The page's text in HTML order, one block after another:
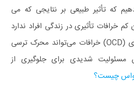
که تأثیر طبیعی بر نتایجی که می‌
کم خرافات تأثیری در زندگی افراد ندارد
اما در اختلال وسواس جبری (OCD) خرافات می‌تواند محرک ترسی
شدیدی برای جلوگیری از
چیست؟